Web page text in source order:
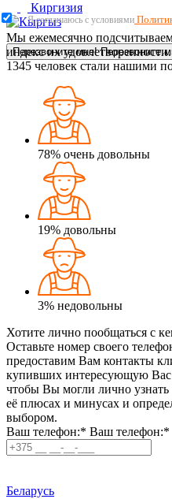
Киргизия
Перезвоните мне! Перезвоните
Я соглашаюсь с условиями
Мы ежемесячно
индекс их удовлетворенности.
1345 человек стали нашими
78% очень довольны
19% довольны
3% недовольны
Хотите лично пообщаться с
Оставьте номер своего
предоставим Вам контакты
купивших интересующую Вас
чтобы Вы могли лично узнать
её плюсах и минусах и
выбором.
Ваш телефон:* Ваш телефон:*
Беларусь